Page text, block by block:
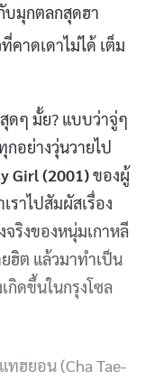
บมุกตลกสุดฮา
คาดเดาไม่ได้ เต็ม
ดๆ มั้ย? แบบว่าจู่ๆ
อย่างวุ่นวายไป
Girl (2001)ของผู้
ราไปสัมผัสเรื่อง
จริงของหนุ่มเกาหลี
ฮิต แล้วมาทำเป็น
กิดขึ้นในกรุงโซล
ทฮยอน (Cha Tae-